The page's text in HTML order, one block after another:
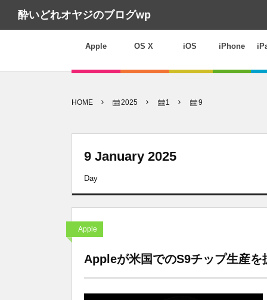
酔いどれオヤジのブログwp
Apple OS X iOS iPhone
HOME 2025 1 9
9 January 2025
Day
Apple
Appleが米国でのS9チップ生産